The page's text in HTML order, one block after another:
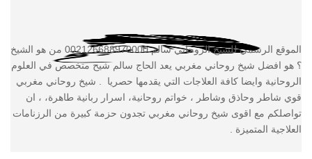
الموقع الرسمي للشيخ الروحاني سالم 002126688970000 من هو الشيخ
؟ هو افضل شيخ روحاني مغربي يعد الحاج سالم شيح متخصص في العلوم
الروحانية وايضا كافة العلاجات التي يقدمها حصريا . شيخ روحاني مغربي
قوي شاطر وحاذق وشاطر ، خواتم روحانية، اسرار ربانية طاهرة، ، ان
تواصلكم مع اقوى شيخ روحاني مغربي تجدون حزمة كبيرة من الرزنامات
العلاجية المتميزة .